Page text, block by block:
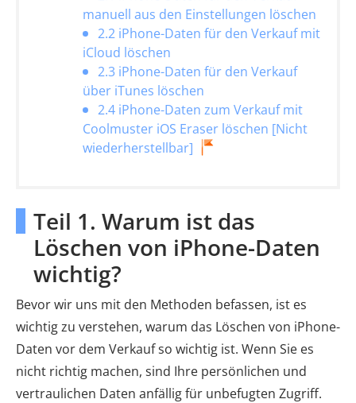
manuell aus den Einstellungen löschen
2.2 iPhone-Daten für den Verkauf mit
iCloud löschen
2.3 iPhone-Daten für den Verkauf
über iTunes löschen
2.4 iPhone-Daten zum Verkauf mit
Coolmuster iOS Eraser löschen [Nicht
wiederherstellbar]
Teil 1. Warum ist das
Löschen von iPhone-Daten
wichtig?
Bevor wir uns mit den Methoden befassen, ist es
wichtig zu verstehen, warum das Löschen von iPhone-
Daten vor dem Verkauf so wichtig ist. Wenn Sie es
nicht richtig machen, sind Ihre persönlichen und
vertraulichen Daten anfällig für unbefugten Zugriff.